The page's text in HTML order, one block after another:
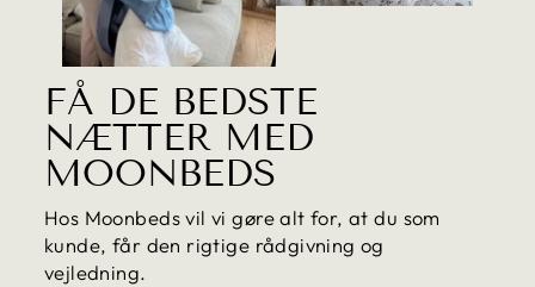
FÅ DE BEDSTE
NÆTTER MED
MOONBEDS
Hos Moonbeds vil vi gøre alt for, at du som
kunde, får den rigtige rådgivning og
vejledning.